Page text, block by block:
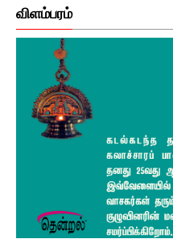
விளம்பரம்